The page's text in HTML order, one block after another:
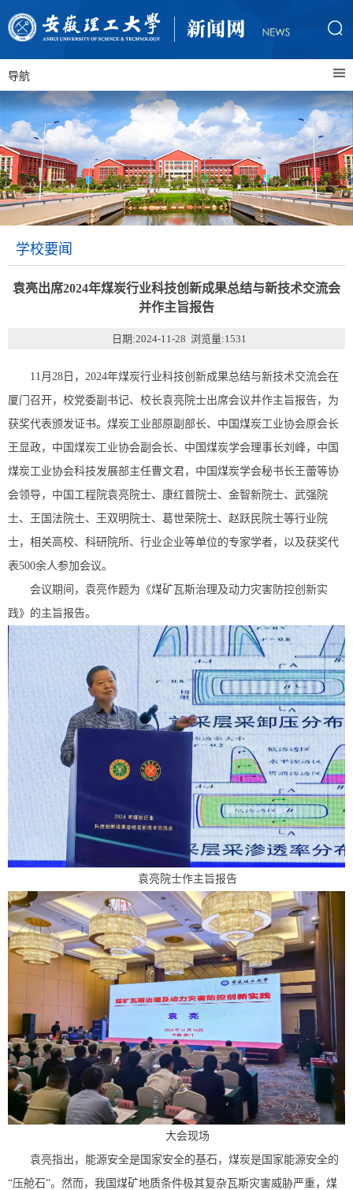
导航
学校要闻
袁亮出席2024年煤炭行业科技创新成果总结与新技术交流会
并作主旨报告
日期:2024-11-28 浏览量:1531
11月28日，2024年煤炭行业科技创新成果总结与新技术交流会在
厦门召开，校党委副书记、校长袁亮院士出席会议并作主旨报告，为
获奖代表颁发证书。煤炭工业部原副部长、中国煤炭工业协会原会长
王显政，中国煤炭工业协会副会长、中国煤炭学会理事长刘峰，中国
煤炭工业协会科技发展部主任曹文君，中国煤炭学会秘书长王蕾等协
会领导，中国工程院袁亮院士、康红普院士、金智新院士、武强院
士、王国法院士、王双明院士、葛世荣院士、赵跃民院士等行业院
士，相关高校、科研院所、行业企业等单位的专家学者，以及获奖代
表500余人参加会议。
会议期间，袁亮作题为《煤矿瓦斯治理及动力灾害防控创新实
践》的主旨报告。
袁亮院士作主旨报告
大会现场
袁亮指出，能源安全是国家安全的基石，煤炭是国家能源安全的
“压舱石”。然而，我国煤矿地质条件极其复杂瓦斯灾害威胁严重，煤